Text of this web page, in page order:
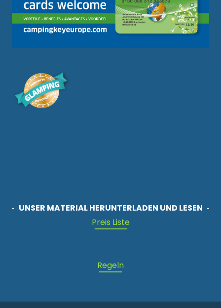
UNSER MATERIAL HERUNTERLADEN UND LESEN
Preis Liste
Regeln